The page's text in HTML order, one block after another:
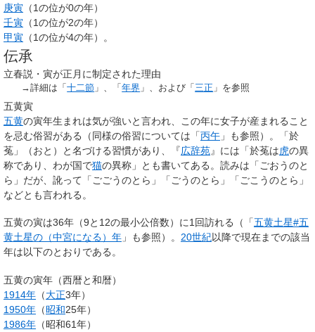
庚寅 （1の位が0の年）
壬寅 （1の位が2の年）
甲寅 （1の位が4の年）。
伝承
立春説・寅が正月に制定された理由
→詳細は「十二節 」、「年界 」、および「三正 」を参照
五黄寅
五黄の寅年生まれは気が強いと言われ、この年に女子が産まれること
を忌む俗習がある（同様の俗習については「丙午 」も参照）。「於
菟」（おと）と名づける習慣があり、『広辞苑』には「於菟は虎の異
称であり、わが国で猫の異称」とも書いてある。読みは「ごおうのと
ら」だが、訛って「ごごうのとら」「ごうのとら」「ごこうのとら」
などとも言われる。
五黄の寅は36年（9と12の最小公倍数）に1回訪れる（「五黄土星#五
黄土星の（中宮になる）年 」も参照）。 20世紀以降で現在までの該当
年は以下のとおりである。
五黄の寅年（西暦と和暦）
1914年 （大正3年）
1950年 （昭和25年）
1986年 （昭和61年）